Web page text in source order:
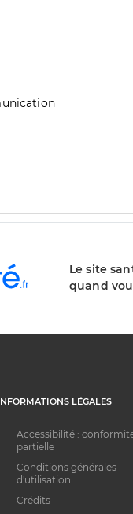
Le site
quand
LÉGALES
Accessibilité :
partielle
Conditions générales
d'utilisation
Crédits